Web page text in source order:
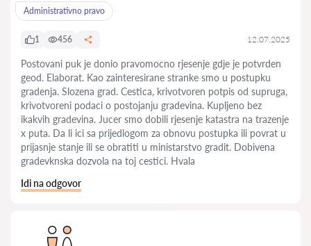
Administrativno pravo
1 456 12.07.2025
Postovani puk je donio pravomocno rjesenje gdje je potvrden
geod. Elaborat. Kao zainteresirane stranke smo u postupku
gradenja. Slozena grad. Cestica, krivotvoren potpis od supruga,
krivotvoreni podaci o postojanju gradevina. Kupljeno bez
ikakvih gradevina. Jucer smo dobili rjesenje katastra na trazenje
x puta. Da li ici sa prijedlogom za obnovu postupka ili povrat u
prijasnje stanje ili se obratiti u ministarstvo gradit. Dobivena
gradevknska dozvola na toj cestici. Hvala
Idi na odgovor